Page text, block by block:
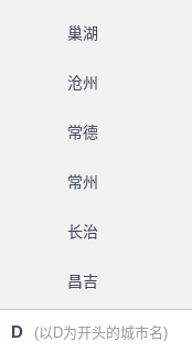
巢湖
沧州
常德
常州
长治
昌吉
D (以D为开头的城市名)